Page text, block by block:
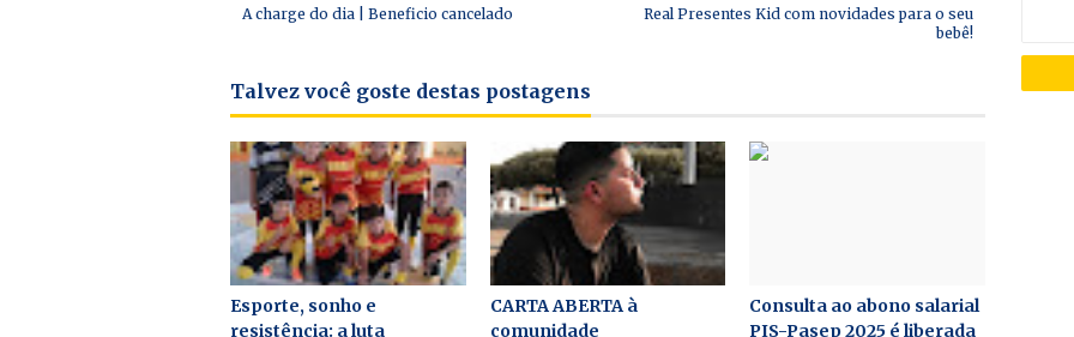
Real Presentes Kid com novidades para o seu
bebê!
A charge do dia | Beneficio cancelado
Talvez você goste destas postagens
Esporte, sonho e
resistência: a luta
CARTA ABERTA à
comunidade
Consulta ao abono salarial
PIS-Pasep 2025 é liberada